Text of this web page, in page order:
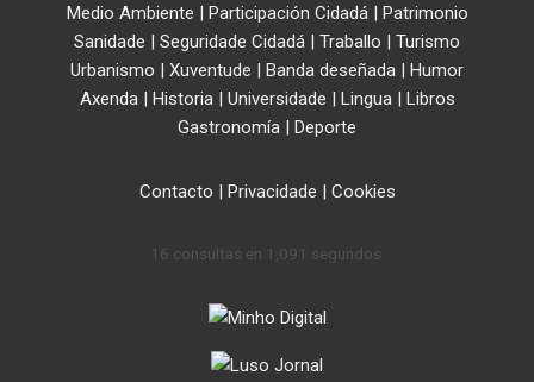
Medio Ambiente | Participación Cidadá| Patrimonio
Sanidade | Seguridade Cidadá | Traballo | Turismo
Urbanismo | Xuventude | Banda deseñada | Humor
Axenda| Historia| Universidade | Lingua| Libros
Gastronomía | Deporte
Contacto | Privacidade | Cookies
16 consultas en 1,091 segundos.